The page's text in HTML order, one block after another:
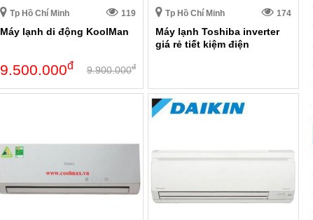
Tp Hồ Chí Minh 119
Máy lạnh di động KoolMan
9.500.000đ 9.900.000đ
Tp Hồ Chí Minh 174
Máy lạnh Toshiba inverter
giá rẻ tiết kiệm điện